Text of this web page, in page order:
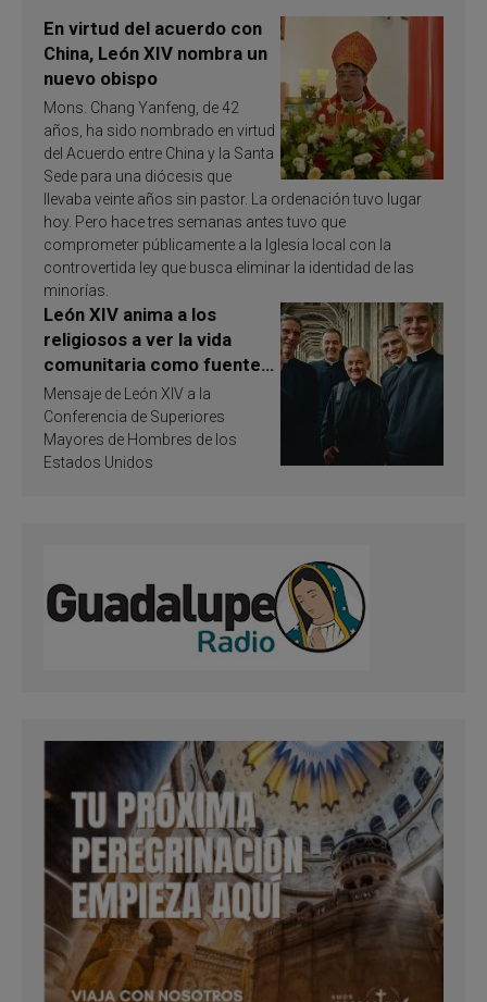
En virtud del acuerdo con
China, León XIV nombra un
nuevo obispo
Mons. Chang Yanfeng, de 42
años, ha sido nombrado en virtud
del Acuerdo entre China y la Santa
Sede para una diócesis que
llevaba veinte años sin pastor. La ordenación tuvo lugar
hoy. Pero hace tres semanas antes tuvo que
comprometer públicamente a la Iglesia local con la
controvertida ley que busca eliminar la identidad de las
minorías.
León XIV anima a los
religiosos a ver la vida
comunitaria como fuente
de inspiración y
santificación
Mensaje de León XIV a la
Conferencia de Superiores
Mayores de Hombres de los
Estados Unidos